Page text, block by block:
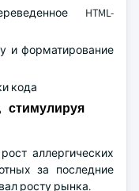
HTML-
и форматирование
кода
стимулируя
аллергических
за последние
росту рынка.